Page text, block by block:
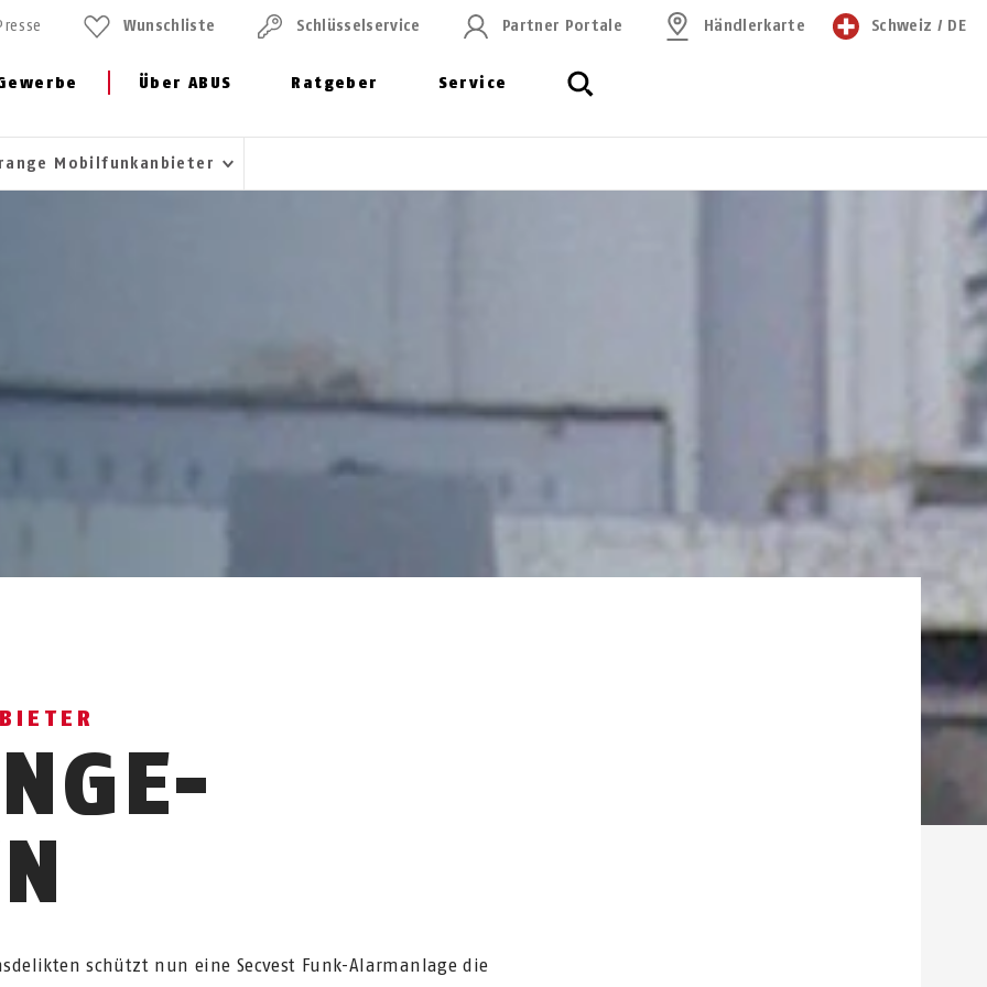
Über ABUS Ratgeber Service
Wunschliste Schlüssel­service Partner Portale Händlerkarte Schweiz / DE
Mobilfunkanbieter
schützt nun eine Secvest Funk-Alarmanlage die